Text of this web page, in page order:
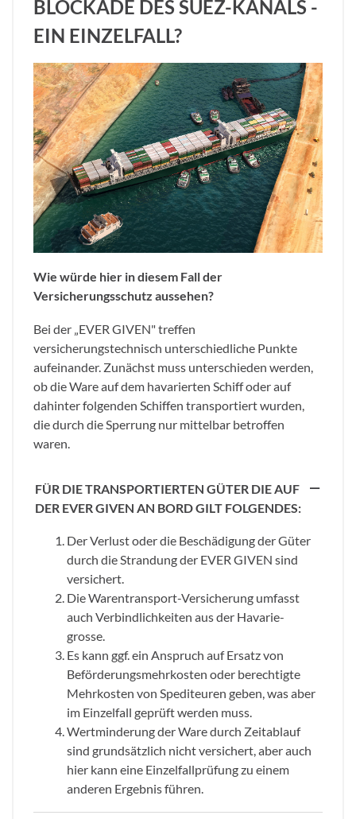
BLOCKADE DES SUEZ-KANALS -
EIN EINZELFALL?
Wie würde hier in diesem Fall der
Versicherungsschutz aussehen?
Bei der „EVER GIVEN" treffen
versicherungstechnisch unterschiedliche Punkte
aufeinander. Zunächst muss unterschieden werden,
ob die Ware auf dem havarierten Schiff oder auf
dahinter folgenden Schiffen transportiert wurden,
die durch die Sperrung nur mittelbar betroffen
waren.
FÜR DIE TRANSPORTIERTEN GÜTER DIE AUF
DER EVER GIVEN AN BORD GILT FOLGENDES:
Der Verlust oder die Beschädigung der Güter
durch die Strandung der EVER GIVEN sind
versichert.
Die Warentransport-Versicherung umfasst
auch Verbindlichkeiten aus der Havarie-
grosse.
Es kann ggf. ein Anspruch auf Ersatz von
Beförderungsmehrkosten oder berechtigte
Mehrkosten von Spediteuren geben, was aber
im Einzelfall geprüft werden muss.
Wertminderung der Ware durch Zeitablauf
sind grundsätzlich nicht versichert, aber auch
hier kann eine Einzelfallprüfung zu einem
anderen Ergebnis führen.